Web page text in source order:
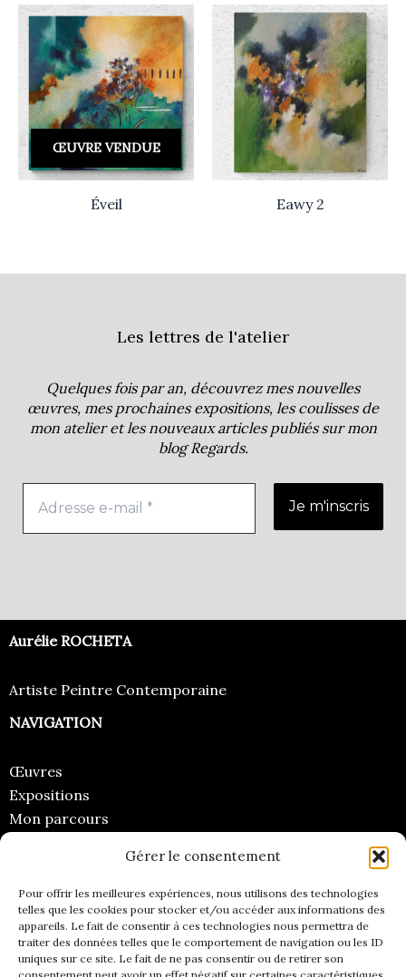
Gérer le consentement
Pour offrir les meilleures expériences, nous utilisons des technologies
telles que les cookies pour stocker et/ou accéder aux informations des
appareils. Le fait de consentir à ces technologies nous permettra de
traiter des données telles que le comportement de navigation ou les ID
uniques sur ce site. Le fait de ne pas consentir ou de retirer son
ŒUVRE VENDUE
Éveil Eawy 2
Les lettres de l'atelier
Quelques fois par an, découvrez mes nouvelles
œuvres, mes prochaines expositions, les coulisses de
mon atelier et les nouveaux articles publiés sur mon
blogRegards.
Aurélie ROCHETA
Artiste Peintre Contemporaine
NAVIGATION
Œuvres
Expositions
Mon parcours
Email
Instagram
Facebook